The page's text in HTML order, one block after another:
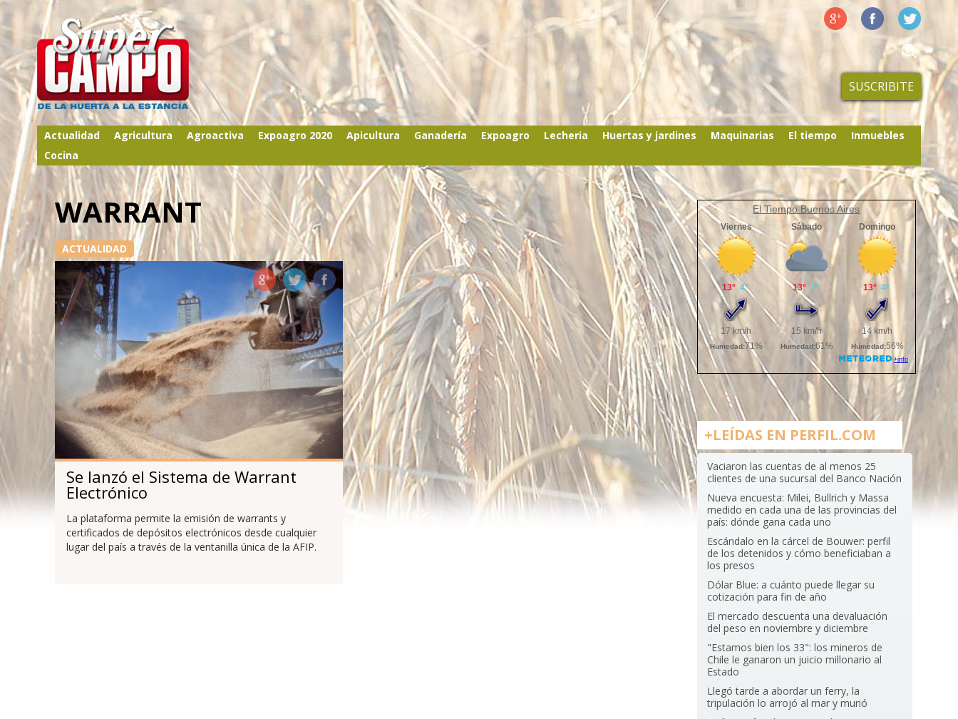
SUSCRIBITE
Actualidad Agricultura Agroactiva Expoagro 2020 Apicultura Ganadería Expoagro Lecheria Huertas y jardines Maquinarias El tiempo
Inmuebles
Cocina
WARRANT
ACTUALIDAD
Se lanzó el Sistema de Warrant
Electrónico
La plataforma permite la emisión de warrants y
certificados de depósitos electrónicos desde cualquier
lugar del país a través de la ventanilla única de la AFIP.
El Tiempo Buenos Aires
+LEÍDAS EN PERFIL.COM
Vaciaron las cuentas de al menos 25
clientes de una sucursal del Banco Nación
Nueva encuesta: Milei, Bullrich y Massa
medido en cada una de las provincias del
país: dónde gana cada uno
Escándalo en la cárcel de Bouwer: perfil
de los detenidos y cómo beneficiaban a
los presos
Dólar Blue: a cuánto puede llegar su
cotización para fin de año
El mercado descuenta una devaluación
del peso en noviembre y diciembre
"Estamos bien los 33": los mineros de
Chile le ganaron un juicio millonario al
Estado
Llegó tarde a abordar un ferry, la
tripulación lo arrojó al mar y murió